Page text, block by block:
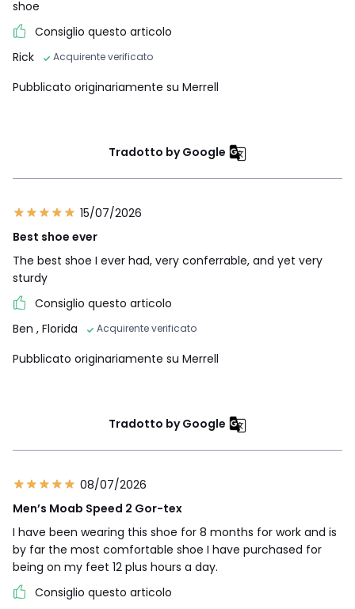
shoe
Consiglio questo articolo
Rick
Acquirente verificato
Pubblicato originariamente su Merrell
Tradotto by Google
15/07/2026
Best shoe ever
The best shoe I ever had, very conferrable, and yet very
sturdy
Consiglio questo articolo
Ben , Florida Acquirente verificato
Pubblicato originariamente su Merrell
Tradotto by Google
08/07/2026
Men’s Moab Speed 2 Gor-tex
I have been wearing this shoe for 8 months for work and is
by far the most comfortable shoe I have purchased for
being on my feet 12 plus hours a day.
Consiglio questo articolo